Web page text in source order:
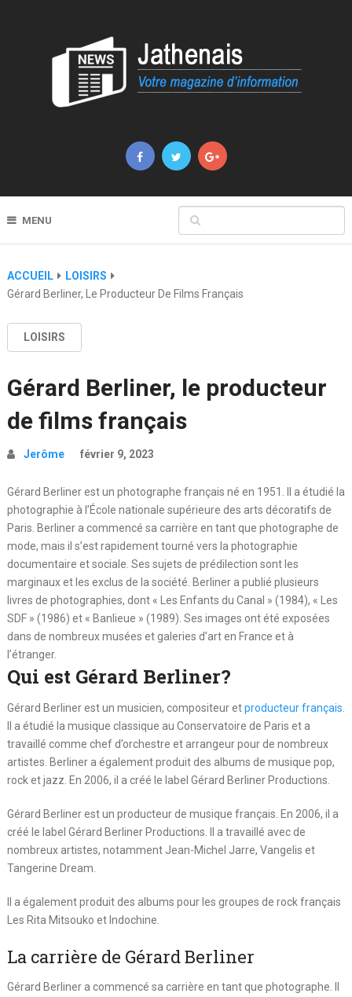
MENU
ACCUEIL
LOISIRS
Gérard Berliner, Le Producteur De Films Français
LOISIRS
Gérard Berliner, le producteur
de films français
Jerôme février 9, 2023
Gérard Berliner est un photographe français né en 1951. Il a étudié la
photographie à l’École nationale supérieure des arts décoratifs de
Paris. Berliner a commencé sa carrière en tant que photographe de
mode, mais il s’est rapidement tourné vers la photographie
documentaire et sociale. Ses sujets de prédilection sont les
marginaux et les exclus de la société. Berliner a publié plusieurs
livres de photographies, dont « Les Enfants du Canal » (1984), « Les
SDF » (1986) et « Banlieue » (1989). Ses images ont été exposées
dans de nombreux musées et galeries d’art en France et à
l’étranger.
Qui est Gérard Berliner?
Gérard Berliner est un musicien, compositeur etproducteur français
Il a étudié la musique classique au Conservatoire de Paris et a
travaillé comme chef d’orchestre et arrangeur pour de nombreux
artistes. Berliner a également produit des albums de musique pop,
rock et jazz. En 2006, il a créé le label Gérard Berliner Productions.
Gérard Berliner est un producteur de musique français. En 2006, il a
créé le label Gérard Berliner Productions. Il a travaillé avec de
nombreux artistes, notamment Jean-Michel Jarre, Vangelis et
Tangerine Dream.
Il a également produit des albums pour les groupes de rock français
Les Rita Mitsouko et Indochine.
La carrière de Gérard Berliner
Gérard Berliner a commencé sa carrière en tant que photographe. Il